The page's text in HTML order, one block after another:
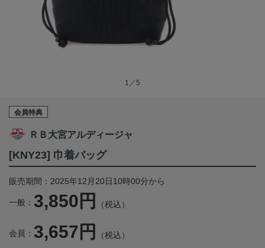
1／5
会員特典
ＲＢ大宮アルディージャ
[KNY23] 巾着バッグ
販売期間：2025年12月20日10時00分から
一般： 3,850円 （税込）
会員： 3,657円 （税込）